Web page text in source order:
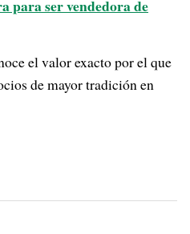
para ser vendedora de
el valor exacto por el que
de mayor tradición en